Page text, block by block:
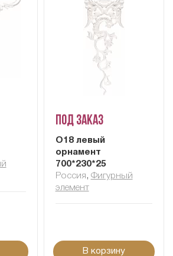
Под заказ
О18 левый
орнамент
700*230*25
Россия , Фигурный
элемент
В корзину